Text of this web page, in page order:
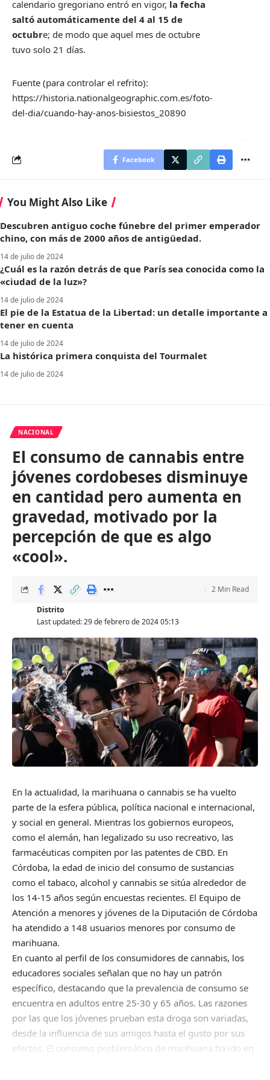
calendario gregoriano entró en vigor, la fecha
saltó automáticamente del 4 al 15 de
octubre; de modo que aquel mes de octubre
tuvo solo 21 días.
Fuente (para controlar el refrito):
https://historia.nationalgeographic.com.es/foto-
del-dia/cuando-hay-anos-bisiestos_20890
Facebook
You Might Also Like
Descubren antiguo coche fúnebre del primer emperador
chino, con más de 2000 años de antigüedad.
14 de julio de 2024
¿Cuál es la razón detrás de que París sea conocida como la
«ciudad de la luz»?
14 de julio de 2024
El pie de la Estatua de la Libertad: un detalle importante a
tener en cuenta
14 de julio de 2024
La histórica primera conquista del Tourmalet
14 de julio de 2024
NACIONAL
El consumo de cannabis entre
jóvenes cordobeses disminuye
en cantidad pero aumenta en
gravedad, motivado por la
percepción de que es algo
«cool».
Last updated: 29 de febrero de 2024 05:13
Distrito
2 Min Read
En la actualidad, la marihuana o cannabis se ha vuelto
parte de la esfera pública, política nacional e internacional,
y social en general. Mientras los gobiernos europeos,
como el alemán, han legalizado su uso recreativo, las
farmacéuticas compiten por las patentes de CBD. En
Córdoba, la edad de inicio del consumo de sustancias
como el tabaco, alcohol y cannabis se sitúa alrededor de
los 14-15 años según encuestas recientes. El Equipo de
Atención a menores y jóvenes de la Diputación de Córdoba
ha atendido a 148 usuarios menores por consumo de
marihuana.
En cuanto al perfil de los consumidores de cannabis, los
educadores sociales señalan que no hay un patrón
específico, destacando que la prevalencia de consumo se
encuentra en adultos entre 25-30 y 65 años. Las razones
por las que los jóvenes prueban esta droga son variadas,
desde la influencia de sus amigos hasta el gusto por sus
efectos. El consumo problemático de marihuana ha ido en